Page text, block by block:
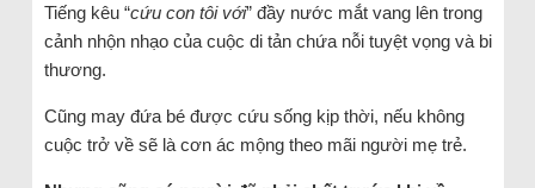
Tiếng kêu “cứu con tôi với” đầy nước mắt vang lên trong
cảnh nhộn nhạo của cuộc di tản chứa nỗi tuyệt vọng và bi
thương.
Cũng may đứa bé được cứu sống kịp thời, nếu không
cuộc trở về sẽ là cơn ác mộng theo mãi người mẹ trẻ.